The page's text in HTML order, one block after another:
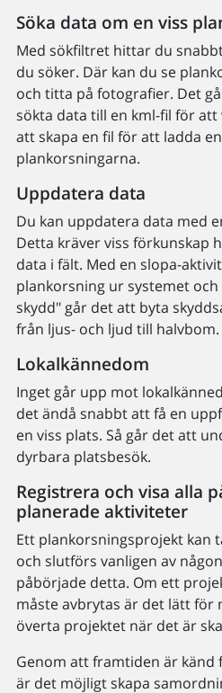
Söka data om en viss
Med sökfiltret hittar du
du söker. Där kan du se
och titta på fotografier. Det
sökta data till en kml-fil för att
att skapa en fil för att ladda
plankorsningarna.
Uppdatera data
Du kan uppdatera data med
Detta kräver viss förkunskap
data i fält. Med en slopa-
plankorsning ur systemet
skydd" går det att byta
från ljus- och ljud till halvbom.
Lokalkännedom
Inget går upp mot
det ändå snabbt att få en
en viss plats. Så går det att
dyrbara platsbesök.
Registrera och visa alla
planerade aktiviteter
Ett plankorsningsprojekt kan
och slutförs vanligen av
påbörjade detta. Om ett
måste avbrytas är det lätt för
överta projektet när det är
Genom att framtiden är känd
är det möjligt skapa